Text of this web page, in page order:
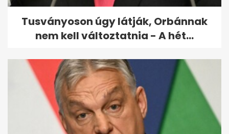
Tusványoson úgy látják, Orbánnak
nem kell változtatnia - A hét...